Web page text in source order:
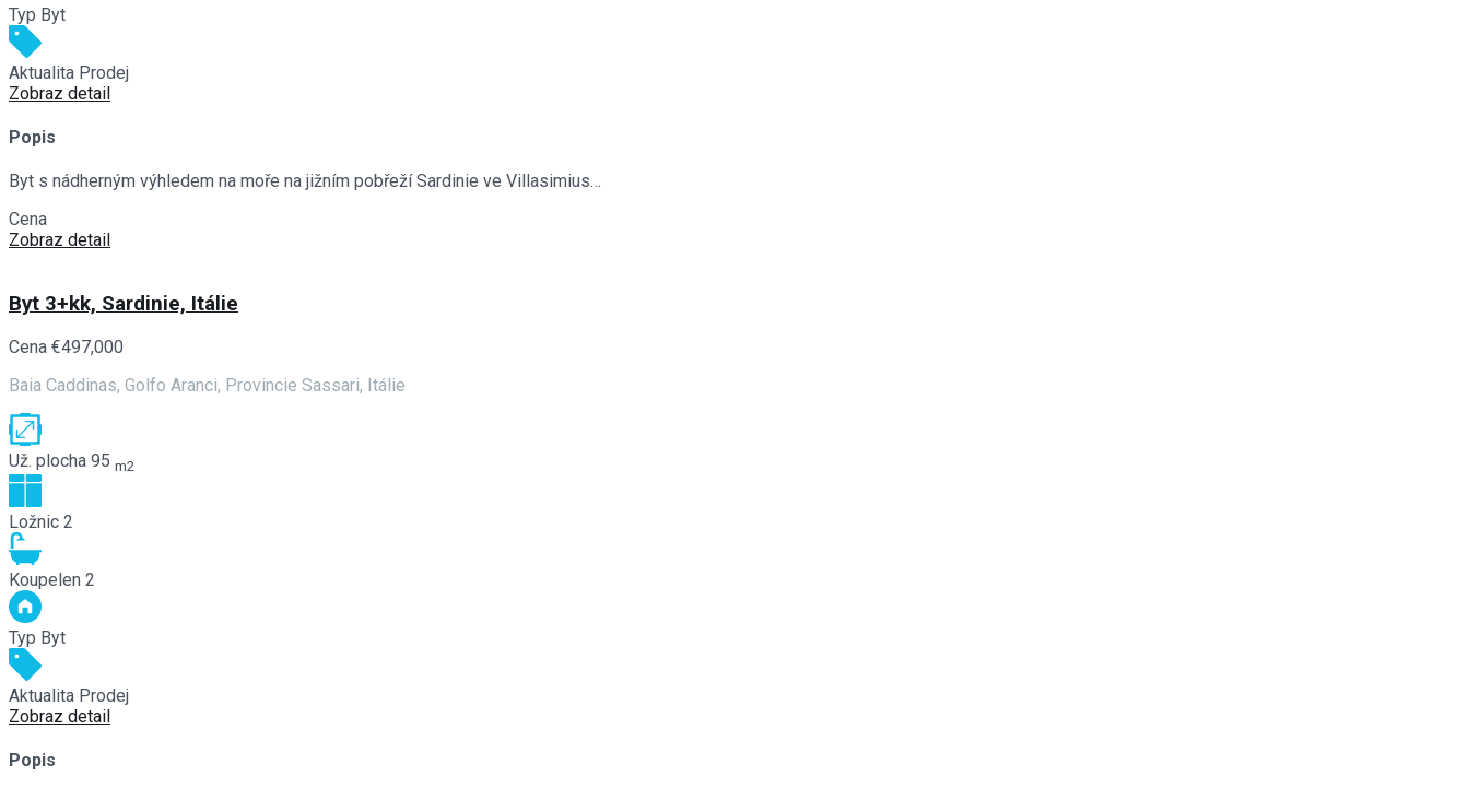
Typ Byt
Aktualita Prodej
Zobraz detail
Popis
Byt s nádherným výhledem na moře na jižním pobřeží Sardinie ve Villasimius…
Cena
Zobraz detail
Byt 3+kk, Sardinie, Itálie
Cena €497,000
Baia Caddinas, Golfo Aranci, Provincie Sassari, Itálie
Už. plocha 95 m2
Ložnic 2
Koupelen 2
Typ Byt
Aktualita Prodej
Zobraz detail
Popis